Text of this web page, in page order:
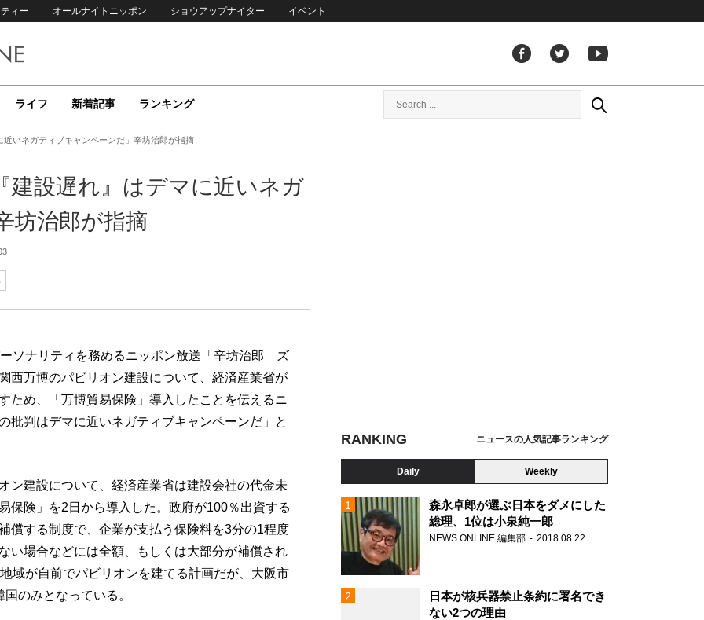
ィー オールナイトニッポン ショウアップナイター イベント
ライフ 新着記事 ランキング
いネガティブキャンペーンだ」辛坊治郎が指摘
設遅れ』はデマに近いネガ
坊治郎が指摘
ソナリティを務めるニッポン放送「辛坊治郎 ズ
万博のパビリオン建設について、経済産業省が
ため、「万博貿易保険」導入したことを伝えるニ
批判はデマに近いネガティブキャンペーンだ」と
ン建設について、経済産業省は建設会社の代金未
保険」を2日から導入した。政府が100％出資する
償する制度で、企業が支払う保険料を3分の1程度
い場合などには全額、もしくは大部分が補償され
域が自前でパビリオンを建てる計画だが、大阪市
のみとなっている。
RANKING ニュースの人気記事ランキング
Daily Weekly
森永卓郎が選ぶ日本をダメにした
総理、1位は小泉純一郎
NEWS ONLINE 編集部 2018.08.22
日本が核兵器禁止条約に署名でき
ない2つの理由